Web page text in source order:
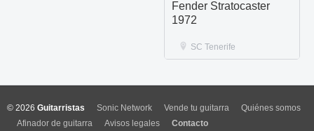
Fender Stratocaster
1972
SC Tenerife
© 2026 Guitarristas Sonic Network Vende tu guitarra
Quiénes somos
Afinador de guitarra
Avisos legales Contacto